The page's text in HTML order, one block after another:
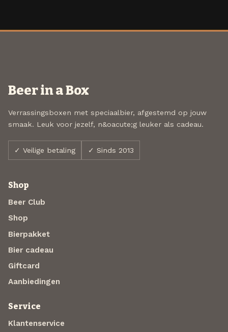
Beer in a Box
Verrassingsboxen met speciaalbier, afgestemd op jouw
smaak. Leuk voor jezelf, n&oacute;g leuker als cadeau.
✓ Veilige betaling ✓ Sinds 2013
Shop
Beer Club
Shop
Bierpakket
Bier cadeau
Giftcard
Aanbiedingen
Service
Klantenservice